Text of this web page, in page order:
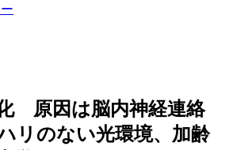
原因は脳内神経連絡
リのない光環境、加齢